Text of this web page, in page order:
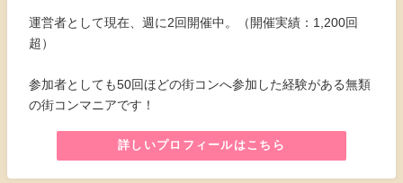
運営者として現在、週に2回開催中。（開催実績：1,200回
超）
参加者としても50回ほどの街コンへ参加した経験がある無類
の街コンマニアです！
詳しいプロフィールはこちら